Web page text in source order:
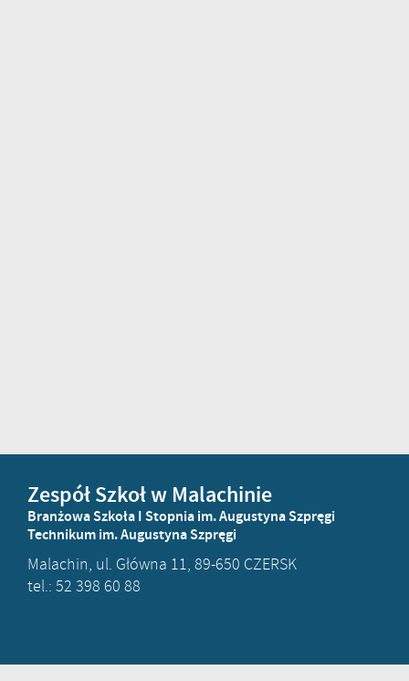
Zespół Szkoł w Malachinie
Branżowa Szkoła I Stopnia im. Augustyna Szpręgi
Technikum im. Augustyna Szpręgi
Malachin, ul. Główna 11, 89-650 CZERSK
tel.: 52 398 60 88